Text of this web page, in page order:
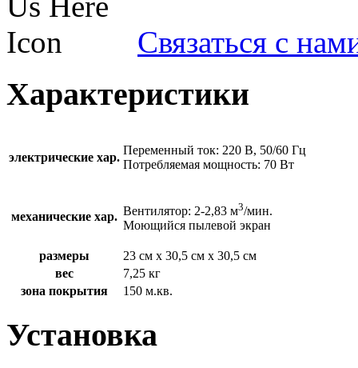
Связаться с
Характеристики
электрические хар.
Переменный ток: 220 В, 50/60 Гц
Потребляемая мощность: 70 Вт
механические хар. Вентилятор: 2-2,83 м3/мин.
Моющийся пылевой экран
размеры
23 см х 30,5 см х 30,5 см
вес
7,25 кг
зона покрытия
150 м.кв.
Установка